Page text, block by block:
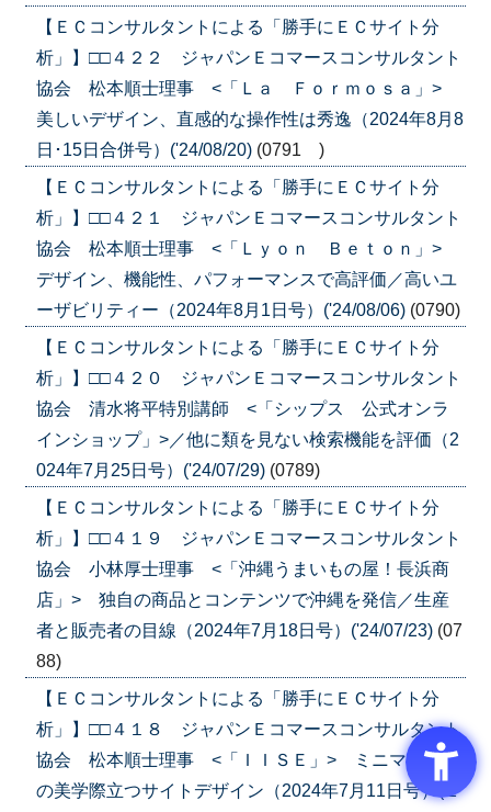
【ＥＣコンサルタントによる「勝手にＥＣサイト分
析」】□□４２２ ジャパンＥコマースコンサルタント
協会 松本順士理事 <「Ｌａ Ｆｏｒｍｏｓａ」>
美しいデザイン、直感的な操作性は秀逸（2024年8月8
日･15日合併号）('24/08/20) (0791 )
【ＥＣコンサルタントによる「勝手にＥＣサイト分
析」】□□４２１ ジャパンＥコマースコンサルタント
協会 松本順士理事 <「Ｌｙｏｎ Ｂｅｔｏｎ」>
デザイン、機能性、パフォーマンスで高評価／高いユ
ーザビリティー（2024年8月1日号）('24/08/06) (0790)
【ＥＣコンサルタントによる「勝手にＥＣサイト分
析」】□□４２０ ジャパンＥコマースコンサルタント
協会 清水将平特別講師 <「シップス 公式オンラ
インショップ」>／他に類を見ない検索機能を評価（2
024年7月25日号）('24/07/29) (0789)
【ＥＣコンサルタントによる「勝手にＥＣサイト分
析」】□□４１９ ジャパンＥコマースコンサルタント
協会 小林厚士理事 <「沖縄うまいもの屋！長浜商
店」> 独自の商品とコンテンツで沖縄を発信／生産
者と販売者の目線（2024年7月18日号）('24/07/23) (07
88)
【ＥＣコンサルタントによる「勝手にＥＣサイト分
析」】□□４１８ ジャパンＥコマースコンサルタント
協会 松本順士理事 <「ＩＩＳＥ」> ミニマリスト
の美学際立つサイトデザイン（2024年7月11日号）('2